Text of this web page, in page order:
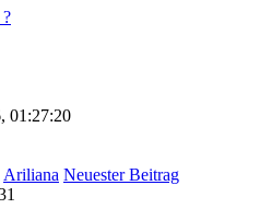
01:27:20
Ariliana Neuester Beitrag